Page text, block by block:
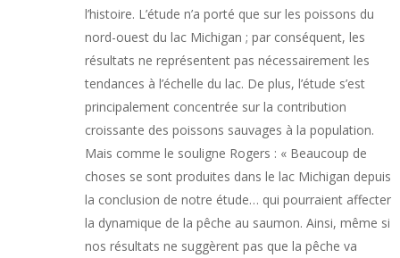
l’histoire. L’étude n’a porté que sur les poissons du
nord-ouest du lac Michigan ; par conséquent, les
résultats ne représentent pas nécessairement les
tendances à l’échelle du lac. De plus, l’étude s’est
principalement concentrée sur la contribution
croissante des poissons sauvages à la population.
Mais comme le souligne Rogers : « Beaucoup de
choses se sont produites dans le lac Michigan depuis
la conclusion de notre étude… qui pourraient affecter
la dynamique de la pêche au saumon. Ainsi, même si
nos résultats ne suggèrent pas que la pêche va